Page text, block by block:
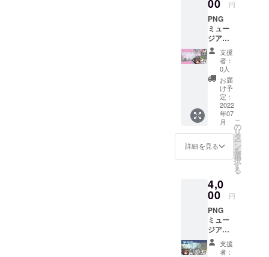
バッジ
・アク
リル
キーホ
ルダー
全4種
・クリ
アファ
イル全4
種 ・
トート
バッグ
※記載す
るネー
ムを備
い
00 円
PNG
ミュー
ジアム
ロゴ
バッジ
に加え
て、ク
リア
ファイ
ルをお
届けし
ます！
サイズ
はA4で
リター
ンを選
種から
自由に
お選び
いただ
けま
す。 合
わせ
て、
支援
者：
0人
お届
け予
定：
2022
年07
月
詳細を見る
こ
の
リ
タ
ー
ン
を
選
択
す
る
4,0
00 円
PNG
ミュー
ジアム
ロゴ
バッジ
支援
者：